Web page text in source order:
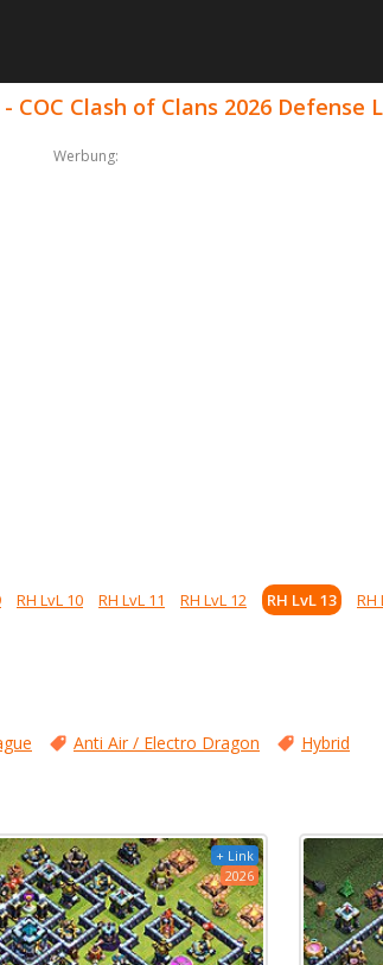
Clash of Clans 2026 Defense
Werbung:
RH LvL 10 RH LvL 11 RH LvL 12 RH LvL 13 RH
Anti Air / Electro Dragon Hybrid
+ Link
2026